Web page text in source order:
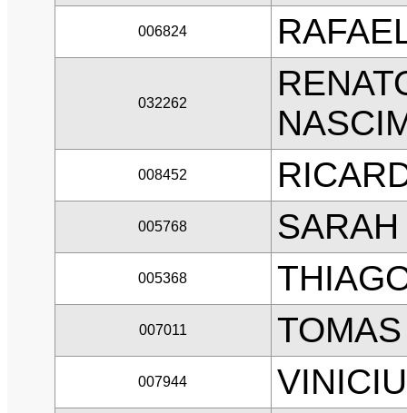
006824
032262
008452
005768
005368
007011
007944